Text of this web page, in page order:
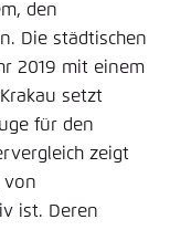
den
Die städtischen
2019 mit einem
setzt
für den
zeigt
von
ist. Deren